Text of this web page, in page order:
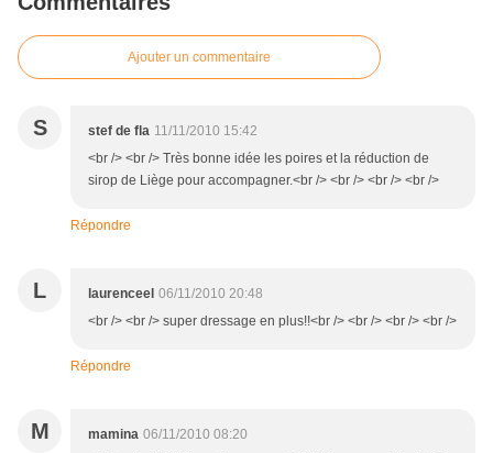
Ajouter un commentaire
S stef de fla 11/11/2010 15:42
<br /> <br /> Très bonne idée les poires et la réduction de
sirop de Liège pour accompagner.<br /> <br /> <br /> <br />
Répondre
L laurenceel 06/11/2010 20:48
<br /> <br /> super dressage en plus!!<br /> <br /> <br /> <br />
Répondre
M mamina 06/11/2010 08:20